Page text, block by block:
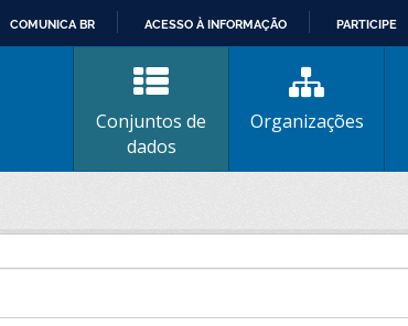
CONTEÚDO
COMUNICA BR ACESSO À INFORMAÇÃO PARTICIPE
Conjuntos de
dados
Organizações